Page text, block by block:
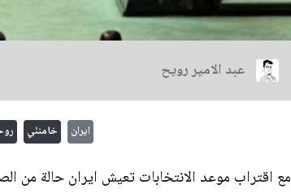
عبد الامير رويح
ايران خامنئي
مع اقتراب موعد الانتخابات تعيش ايران حالة من